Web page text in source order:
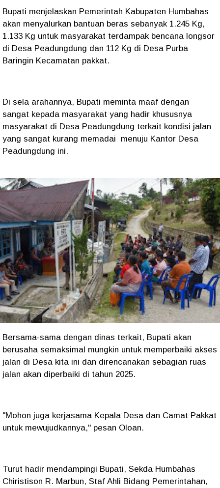
Bupati menjelaskan Pemerintah Kabupaten Humbahas
akan menyalurkan bantuan beras sebanyak 1.245 Kg,
1.133 Kg untuk masyarakat terdampak bencana longsor
di Desa Peadungdung dan 112 Kg di Desa Purba
Baringin Kecamatan pakkat.
Di sela arahannya, Bupati meminta maaf dengan
sangat kepada masyarakat yang hadir khususnya
masyarakat di Desa Peadungdung terkait kondisi jalan
yang sangat kurang memadai menuju Kantor Desa
Peadungdung ini.
Bersama-sama dengan dinas terkait, Bupati akan
berusaha semaksimal mungkin untuk memperbaiki akses
jalan di Desa kita ini dan direncanakan sebagian ruas
jalan akan diperbaiki di tahun 2025.
"Mohon juga kerjasama Kepala Desa dan Camat Pakkat
untuk mewujudkannya," pesan Oloan.
Turut hadir mendampingi Bupati, Sekda Humbahas
Chiristison R. Marbun, Staf Ahli Bidang Pemerintahan,